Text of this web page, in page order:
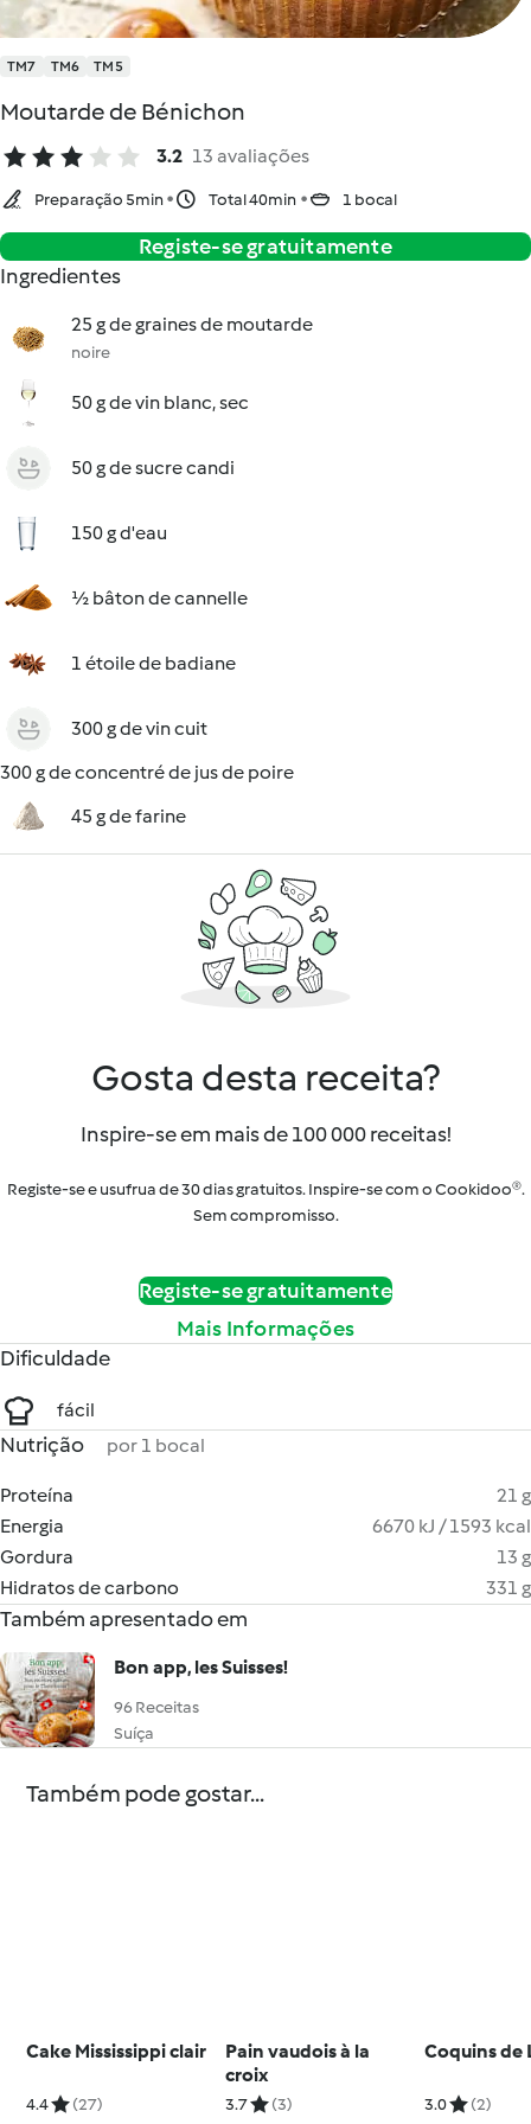
TM7 TM6 TM5
Moutarde de Bénichon
3.2 13 avaliações
Preparação 5min Total 40min 1 bocal
Registe-se gratuitamente
Ingredientes
25 g de graines de moutarde
noire
50 g de vin blanc, sec
50 g de sucre candi
150 g d'eau
½ bâton de cannelle
1 étoile de badiane
300 g de vin cuit
300 g de concentré de jus de poire
45 g de farine
Gosta desta receita?
Inspire-se em mais de 100 000 receitas!
Registe-se e usufrua de 30 dias gratuitos. Inspire-se com o Cookidoo®.
Sem compromisso.
Registe-se gratuitamente
Mais Informações
Dificuldade
fácil
Nutrição por 1 bocal
Proteína
21 g
Energia
6670 kJ / 1593 kcal
Gordura
13 g
Hidratos de carbono
331 g
Também apresentado em
Bon app, les Suisses!
96 Receitas
Suíça
Também pode gostar...
Cake Mississippi clair
4.4 (27)
Pain vaudois à la
croix
3.7 (3)
Coquins de
3.0 (2)